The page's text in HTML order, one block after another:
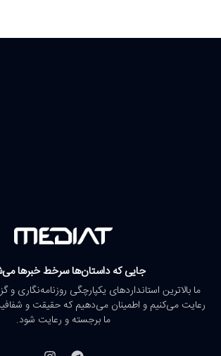
جایی که داستان‌ها سرخط خبرها
ما بالاترین استانداردهای یکپارچگی روزنامه‌نگاری
رعایت می‌کنیم و اطمینان می‌دهیم که حقیقت و
ما برجسته و رعایت شود.